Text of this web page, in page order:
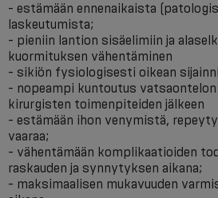
- estämään ennenaikaista
laskeutumista;
- pieniin lantion sisäelimiin ja
kuormituksen vähentäminen
- sikiön fysiologisesti oikean
- nopeampi kuntoutus vatsaontelon
kirurgisten toimenpiteiden jälkeen
- estämään ihon venymistä,
vaaraa;
- vähentämään komplikaatioiden
raskauden ja synnytyksen aikana;
- maksimaalisen mukavuuden